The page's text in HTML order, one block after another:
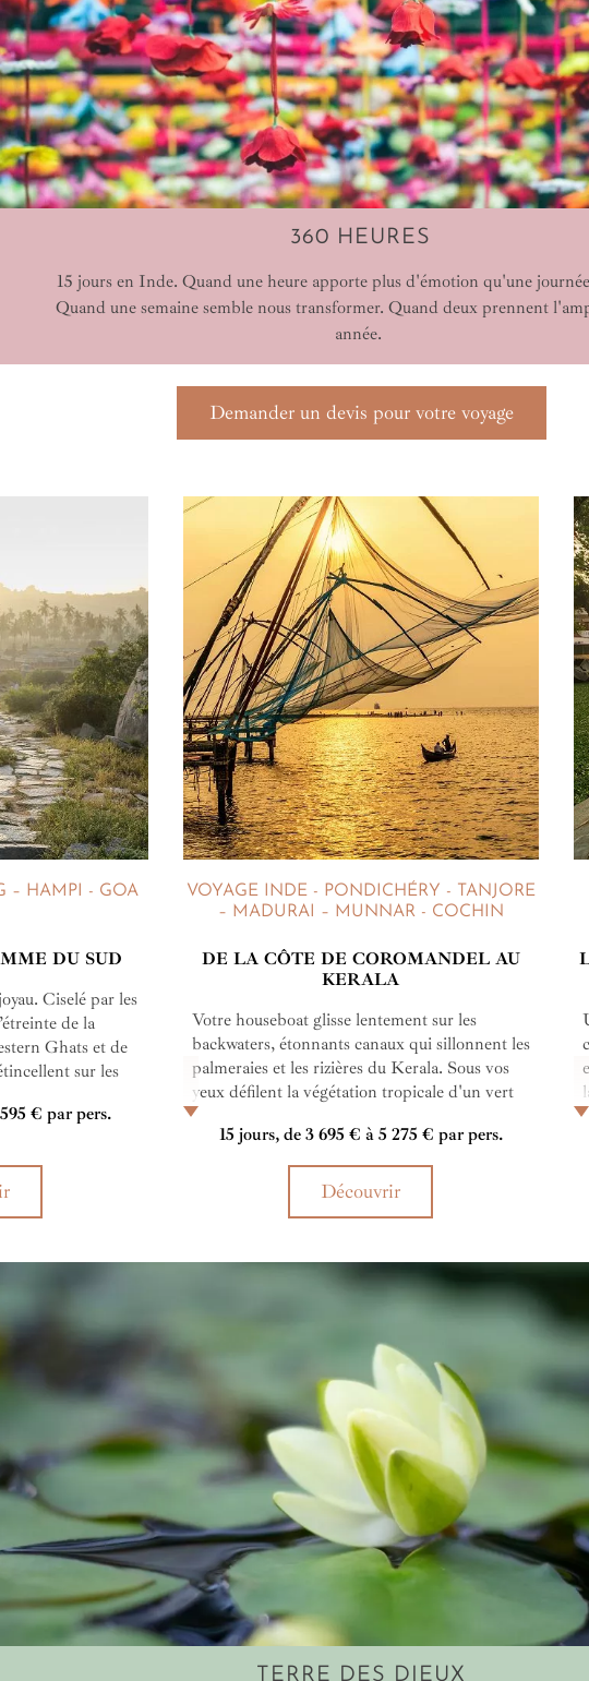
360 HEURES
15 jours en Inde. Quand une heure apporte plus d'émotion qu'une
Quand une semaine semble nous transformer. Quand deux prennent
année.
Demander un devis pour votre voyage
– HAMPI - GOA
DU SUD
Ciselé par les
de la
Ghats et de
sur les
luisant de
nom porte un
€ par pers.
VOYAGE INDE - PONDICHÉRY - TANJORE
– MADURAI – MUNNAR - COCHIN
DE LA CÔTE DE COROMANDEL AU
KERALA
Votre houseboat glisse lentement sur les
backwaters, étonnants canaux qui sillonnent les
palmeraies et les rizières du Kerala. Sous vos
yeux défilent la végétation tropicale d'un vert
cru presque fluorescent et des scènes de vie
ancestrales. Demain, vous verrez un spectacle
de danses Kathakali à Cochin... Des images
qui resteront certainement en vous pour
15 jours, de 3 695 € à 5 275 € par pers.
Découvrir
TERRE DES DIEUX